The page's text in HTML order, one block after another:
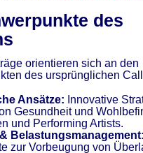
des
orientieren sich an den
des ursprünglichen
Ansätze: Innovative
Gesundheit und
und Performing Artists.
Belastungsmanagement:
zur Vorbeugung von